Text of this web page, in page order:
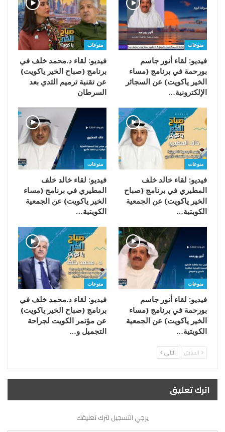
منوعات
فيديو: لقاء أنور جاسم
بورحمة في برنامج (مساء
الخير ياكويت) عن السجائر
الإلكترونية…
منوعات
فيديو: لقاء د.محمد خلف في
برنامج (صباح الخير ياكويت)
عن تقنية ترميم الثدي بعد
السرطان
منوعات
فيديو: لقاء خالد خلف
المطيري في برنامج (صباح
الخير ياكويت) عن الجمعية
الكويتية…
منوعات
فيديو: لقاء خالد خلف
المطيري في برنامج (مساء
الخير ياكويت) عن الجمعية
الكويتية…
منوعات
فيديو: لقاء أنور جاسم
بورحمة في برنامج (مساء
الخير ياكويت) عن الجمعية
الكويتية…
منوعات
فيديو: لقاء د.محمد خلف في
برنامج (صباح الخير ياكويت)
عن مؤتمر الكويت لجراحة
التجميل و…
السابق التالي
اترك تعليق
يرجي التسجيل لترك تعليقك